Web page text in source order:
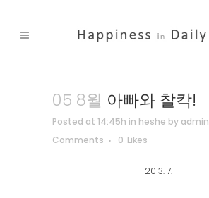
05 8월 아빠와 찰칵!
Posted at 14:45h in heshe by admin
Comments
0 Likes
2013. 7.